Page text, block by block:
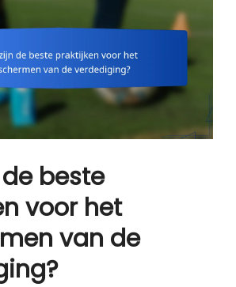
beste
voor het
van de